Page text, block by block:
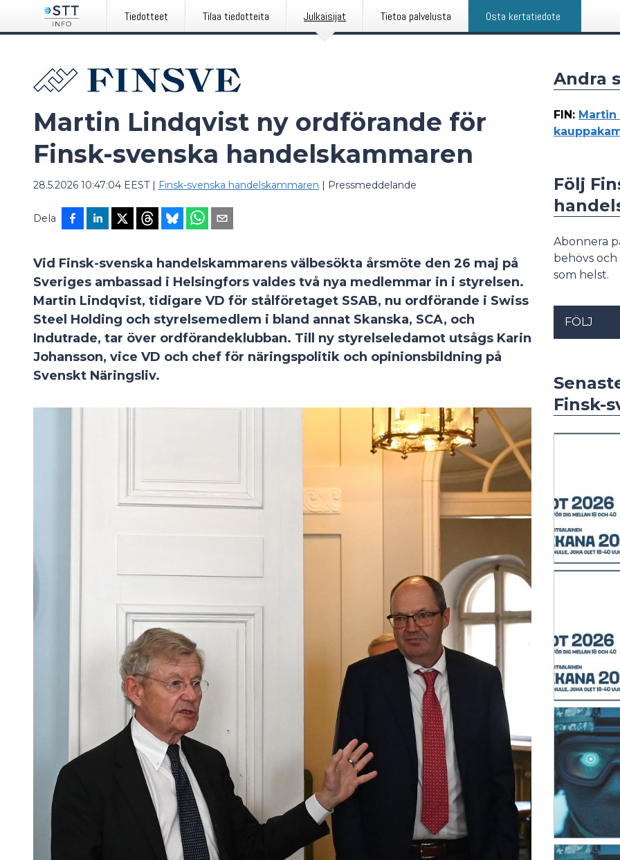
Tiedotteet Tilaa tiedotteita Julkaisijat Tietoa palvelusta Osta kertatiedote
Martin Lindqvist ny ordförande för
Finsk-svenska handelskammaren
28.5.2026 10:47:04 EEST| Finsk-svenska handelskammaren | Pressmeddelande
Dela
Vid Finsk-svenska handelskammarens välbesökta årsmöte den 26 maj på
Sveriges ambassad i Helsingfors valdes två nya medlemmar in i styrelsen.
Martin Lindqvist, tidigare VD för stålföretaget SSAB, nu ordförande i Swiss
Steel Holding och styrelsemedlem i bland annat Skanska, SCA, och
Indutrade, tar över ordförandeklubban. Till ny styrelseledamot utsågs Karin
Johansson, vice VD och chef för näringspolitik och opinionsbildning på
Svenskt Näringsliv.
Andra
FIN:
Följ
Abonnera
behövs
som helst.
FÖLJ
Finsk-